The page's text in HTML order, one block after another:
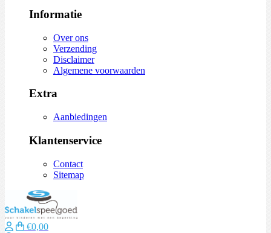
Informatie
Over ons
Verzending
Disclaimer
Algemene voorwaarden
Extra
Aanbiedingen
Klantenservice
Contact
Sitemap
€0,00